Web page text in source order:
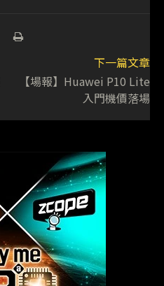
下一篇文章
【場報】Huawei P10 Lite
入門機價落場